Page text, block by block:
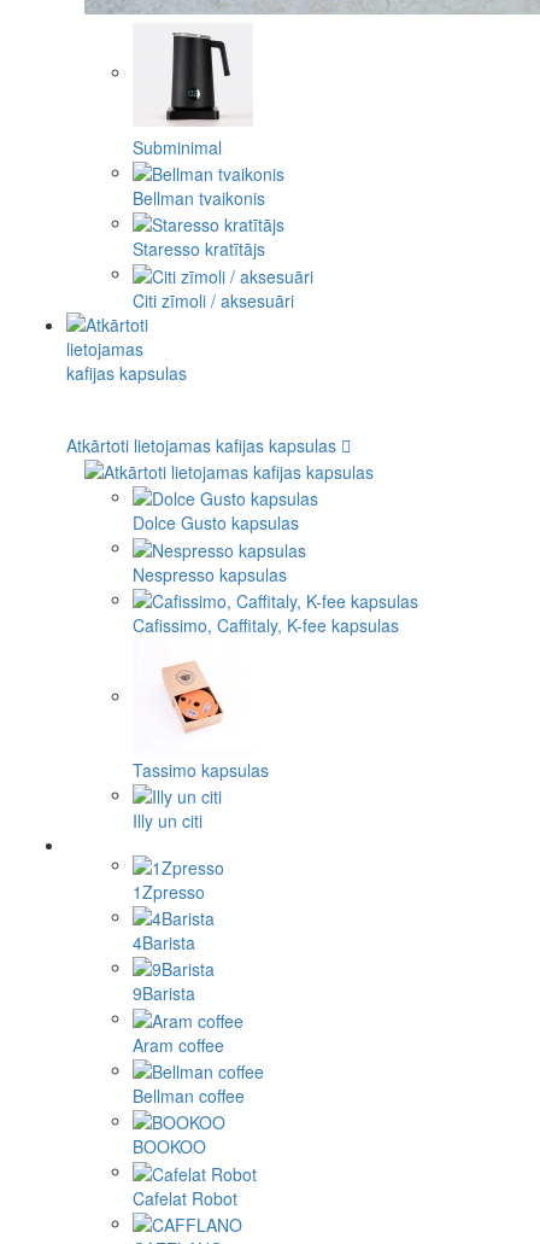
Subminimal
Bellman tvaikonis
Staresso kratītājs
Citi zīmoli / aksesuāri
Atkārtoti lietojamas kafijas kapsulas
Dolce Gusto kapsulas
Nespresso kapsulas
Cafissimo, Caffitaly, K-fee kapsulas
Tassimo kapsulas
Illy un citi
1Zpresso
4Barista
9Barista
Aram coffee
Bellman coffee
BOOKOO
Cafelat Robot